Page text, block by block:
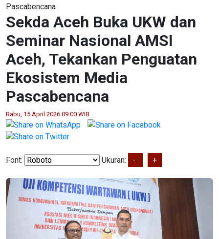
Pascabencana
Sekda Aceh Buka UKW dan
Seminar Nasional AMSI
Aceh, Tekankan Penguatan
Ekosistem Media
Pascabencana
Rabu, 15 April 2026 09:00 WIB
Font: Ukuran: - +